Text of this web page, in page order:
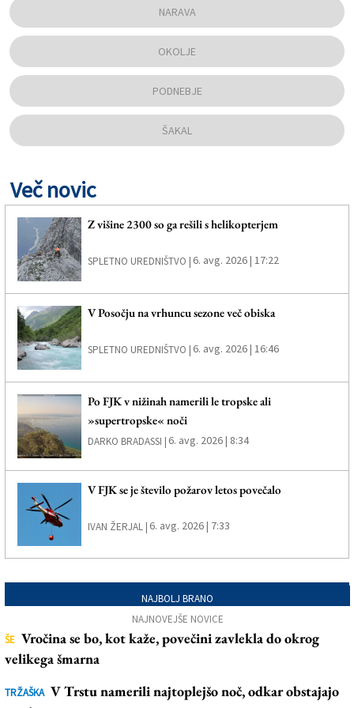
NARAVA
OKOLJE
PODNEBJE
ŠAKAL
Več novic
Z višine 2300 so ga rešili s helikopterjem
SPLETNO UREDNIŠTVO | 6. avg. 2026 | 17:22
V Posočju na vrhuncu sezone več obiska
SPLETNO UREDNIŠTVO | 6. avg. 2026 | 16:46
Po FJK v nižinah namerili le tropske ali
»supertropske« noči
DARKO BRADASSI | 6. avg. 2026 | 8:34
V FJK se je število požarov letos povečalo
IVAN ŽERJAL | 6. avg. 2026 | 7:33
NAJBOLJ BRANO
NAJNOVEJŠE NOVICE
ŠE Vročina se bo, kot kaže, povečini zavlekla do okrog
velikega šmarna
TRŽAŠKA V Trstu namerili najtoplejšo noč, odkar obstajajo